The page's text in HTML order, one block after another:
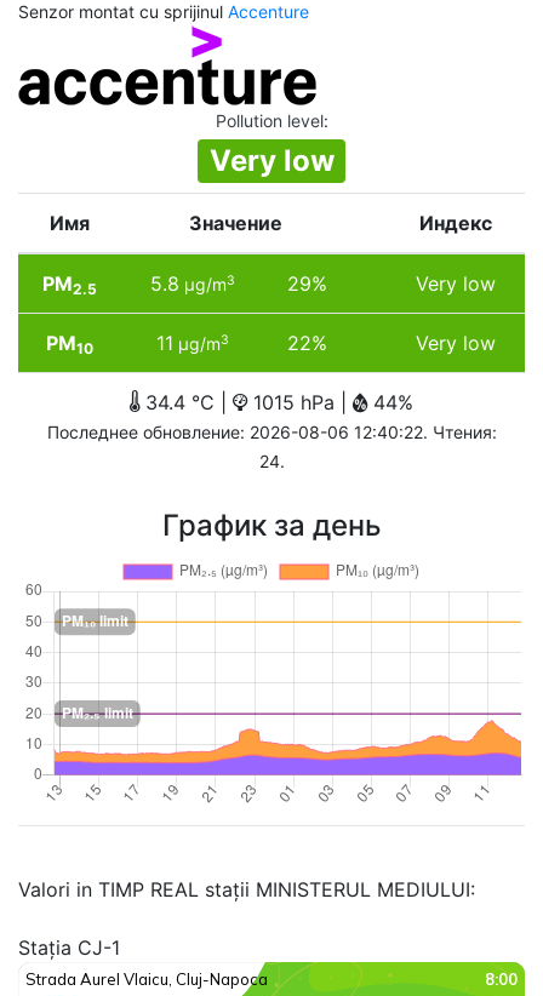
Senzor montat cu sprijinul Accenture
Pollution level:
Very low
Имя Значение Индекс
PM2.5 5.8 µg/m3 29% Very low
PM10 11 µg/m3 22% Very low
34.4 °C | 1015 hPa | 44%
Последнее обновление: 2026-08-06 12:40:22. Чтения:
24.
График за день
Valori in TIMP REAL stații MINISTERUL MEDIULUI:
Stația CJ-1